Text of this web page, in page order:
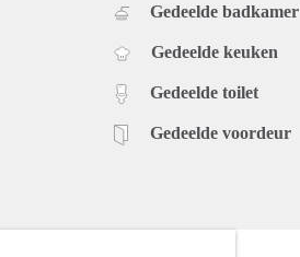
Gedeelde badkamer
Gedeelde keuken
Gedeelde toilet
Gedeelde voordeur